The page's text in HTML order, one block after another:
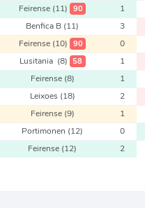
Feirense (11) 90 1
Benfica B (11) 3
Feirense (10) 90 0
Lusitania (8) 58 1
Feirense (8) 1
Leixoes (18) 2
Feirense (9) 1
Portimonen (12) 0
Feirense (12) 2